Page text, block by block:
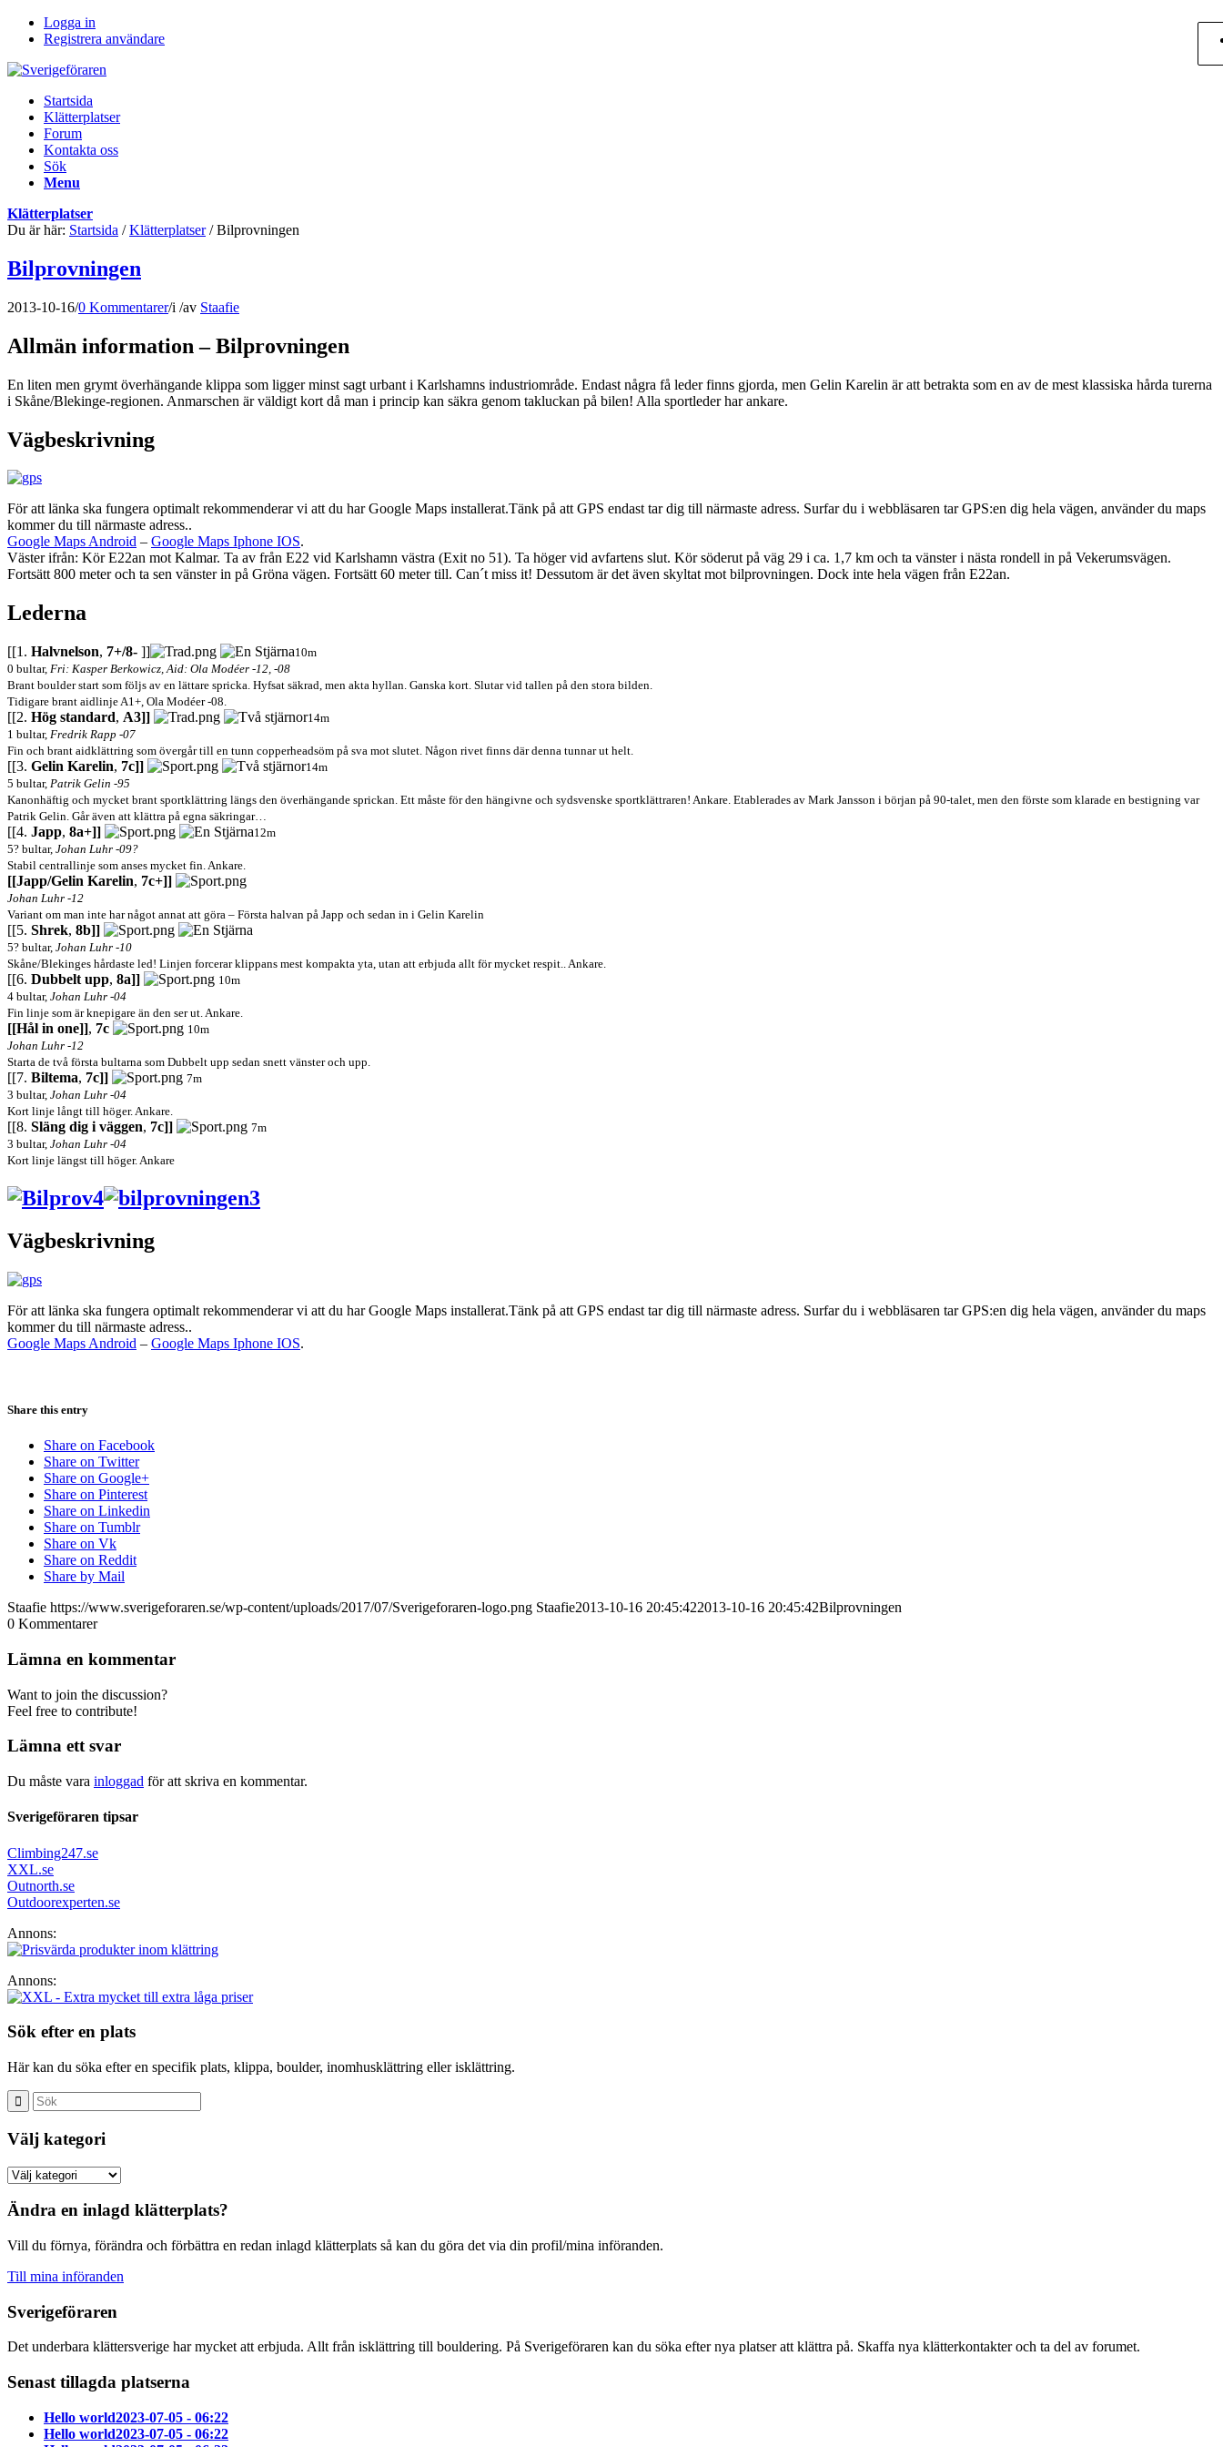
Logga in
Registrera användare
Startsida
Klätterplatser
Forum
Kontakta oss
Sök
Menu
Klätterplatser
Du är här: Startsida / Klätterplatser / Bilprovningen
Bilprovningen
2013-10-16/0 Kommentarer/i /av Staafie
Allmän information – Bilprovningen
En liten men grymt överhängande klippa som ligger minst sagt urbant i Karlshamns industriområde. Endast några få leder finns gjorda, men Gelin Karelin är att betrakta som en av de mest klassiska hårda turerna
i Skåne/Blekinge-regionen. Anmarschen är väldigt kort då man i princip kan säkra genom takluckan på bilen! Alla sportleder har ankare.
Vägbeskrivning
För att länka ska fungera optimalt rekommenderar vi att du har Google Maps installerat.Tänk på att GPS endast tar dig till närmaste adress. Surfar du i webbläsaren tar GPS:en dig hela vägen, använder du maps
kommer du till närmaste adress..
Google Maps Android – Google Maps Iphone IOS.
Väster ifrån: Kör E22an mot Kalmar. Ta av från E22 vid Karlshamn västra (Exit no 51). Ta höger vid avfartens slut. Kör söderut på väg 29 i ca. 1,7 km och ta vänster i nästa rondell in på Vekerumsvägen.
Fortsätt 800 meter och ta sen vänster in på Gröna vägen. Fortsätt 60 meter till. Can´t miss it! Dessutom är det även skyltat mot bilprovningen. Dock inte hela vägen från E22an.
Lederna
[[1. Halvnelson, 7+/8- ]]
10m
0 bultar, Fri: Kasper Berkowicz, Aid: Ola Modéer -12, -08
Brant boulder start som följs av en lättare spricka. Hyfsat säkrad, men akta hyllan. Ganska kort. Slutar vid tallen på den stora bilden.
Tidigare brant aidlinje A1+, Ola Modéer -08.
[[2. Hög standard, A3]]
14m
1 bultar, Fredrik Rapp -07
Fin och brant aidklättring som övergår till en tunn copperheadsöm på sva mot slutet. Någon rivet finns där denna tunnar ut helt.
[[3. Gelin Karelin, 7c]]
14m
5 bultar, Patrik Gelin -95
Kanonhäftig och mycket brant sportklättring längs den överhängande sprickan. Ett måste för den hängivne och sydsvenske sportklättraren! Ankare. Etablerades av Mark Jansson i början på 90-talet, men den förste som klarade en bestigning var
Patrik Gelin. Går även att klättra på egna säkringar…
[[4. Japp, 8a+]]
12m
5? bultar, Johan Luhr -09?
Stabil centrallinje som anses mycket fin. Ankare.
[[Japp/Gelin Karelin, 7c+]]
Johan Luhr -12
Variant om man inte har något annat att göra – Första halvan på Japp och sedan in i Gelin Karelin
[[5. Shrek, 8b]]
5? bultar, Johan Luhr -10
Skåne/Blekinges hårdaste led! Linjen forcerar klippans mest kompakta yta, utan att erbjuda allt för mycket respit.. Ankare.
[[6. Dubbelt upp, 8a]]
10m
4 bultar, Johan Luhr -04
Fin linje som är knepigare än den ser ut. Ankare.
[[Hål in one]], 7c
10m
Johan Luhr -12
Starta de två första bultarna som Dubbelt upp sedan snett vänster och upp.
[[7. Biltema, 7c]]
7m
3 bultar, Johan Luhr -04
Kort linje långt till höger. Ankare.
[[8. Släng dig i väggen, 7c]]
7m
3 bultar, Johan Luhr -04
Kort linje längst till höger. Ankare
Vägbeskrivning
För att länka ska fungera optimalt rekommenderar vi att du har Google Maps installerat.Tänk på att GPS endast tar dig till närmaste adress. Surfar du i webbläsaren tar GPS:en dig hela vägen, använder du maps
kommer du till närmaste adress..
Google Maps Android – Google Maps Iphone IOS.
Share this entry
Share on Facebook
Share on Twitter
Share on Google+
Share on Pinterest
Share on Linkedin
Share on Tumblr
Share on Vk
Share on Reddit
Share by Mail
Staafie https://www.sverigeforaren.se/wp-content/uploads/2017/07/Sverigeforaren-logo.png Staafie2013-10-16 20:45:422013-10-16 20:45:42Bilprovningen
0 Kommentarer
Lämna en kommentar
Want to join the discussion?
Feel free to contribute!
Lämna ett svar
Du måste vara inloggad för att skriva en kommentar.
Sverigeföraren tipsar
Climbing247.se
XXL.se
Outnorth.se
Outdoorexperten.se
Annons:
Annons:
Sök efter en plats
Här kan du söka efter en specifik plats, klippa, boulder, inomhusklättring eller isklättring.
Välj kategori
Ändra en inlagd klätterplats?
Vill du förnya, förändra och förbättra en redan inlagd klätterplats så kan du göra det via din profil/mina införanden.
Till mina införanden
Sverigeföraren
Det underbara klättersverige har mycket att erbjuda. Allt från isklättring till bouldering. På Sverigeföraren kan du söka efter nya platser att klättra på. Skaffa nya klätterkontakter och ta del av forumet.
Senast tillagda platserna
Hello world2023-07-05 - 06:22
Hello world2023-07-05 - 06:22